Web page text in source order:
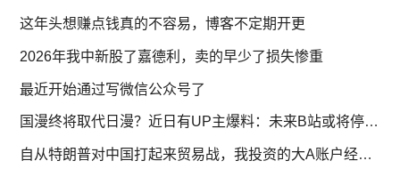
这年头想赚点钱真的不容易，博客不定期开更
2026年我中新股了嘉德利，卖的早少了损失惨重
最近开始通过写微信公众号了
国漫终将取代日漫？近日有UP主爆料：未来B站或将停止购买日本新番，这会给喜欢看动画小朋友们带来哪些问题
自从特朗普对中国打起来贸易战，我投资的大A账户经历了从亏损到盈利再到赚钱